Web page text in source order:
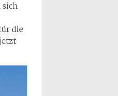
sich
die